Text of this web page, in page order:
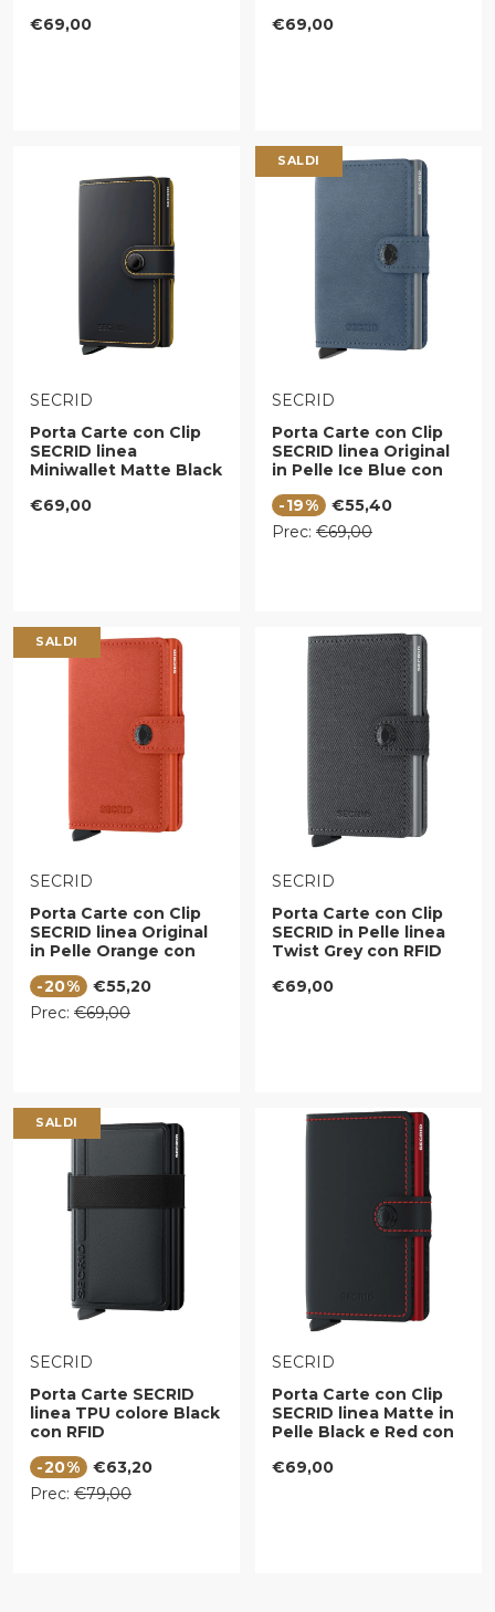
Prezzo regolare
€69,00 Prezzo regolare
€69,00
VENDITORE:
SECRID
Porta Carte con Clip
SECRID linea
Miniwallet Matte Black
Prezzo regolare
€69,00
SALDI
VENDITORE:
SECRID
Porta Carte con Clip
SECRID linea Original
in Pelle Ice Blue con
-19%
Prezzo di vendita
€55,40
Prezzo regolare
Prec: €69,00
SALDI
VENDITORE:
SECRID
Porta Carte con Clip
SECRID linea Original
in Pelle Orange con
-20%
Prezzo di vendita
€55,20
Prezzo regolare
Prec: €69,00
VENDITORE:
SECRID
Porta Carte con Clip
SECRID in Pelle linea
Twist Grey con RFID
Prezzo regolare
€69,00
SALDI
VENDITORE:
SECRID
Porta Carte SECRID
linea TPU colore Black
con RFID
-20%
Prezzo di vendita
€63,20
Prezzo regolare
Prec: €79,00
VENDITORE:
SECRID
Porta Carte con Clip
SECRID linea Matte in
Pelle Black e Red con
Prezzo regolare
€69,00